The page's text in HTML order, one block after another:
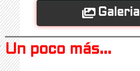
Galeria
Un poco más...